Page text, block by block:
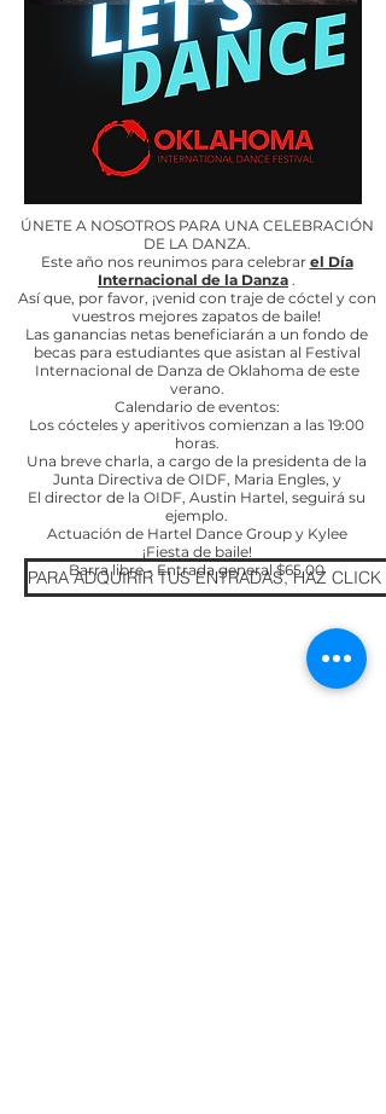
ÚNETE A NOSOTROS PARA UNA CELEBRACIÓN
DE LA DANZA.
Este año nos reunimos para celebrar el Día
Internacional de la Danza .
Así que, por favor, ¡venid con traje de cóctel y con
vuestros mejores zapatos de baile!
Las ganancias netas beneficiarán a un fondo de
becas para estudiantes que asistan al Festival
Internacional de Danza de Oklahoma de este
verano.
Calendario de eventos:
Los cócteles y aperitivos comienzan a las 19:00
horas.
Una breve charla, a cargo de la presidenta de la
Junta Directiva de OIDF, Maria Engles, y
El director de la OIDF, Austin Hartel, seguirá su
ejemplo.
Actuación de Hartel Dance Group y Kylee
¡Fiesta de baile!
Barra libre - Entrada general $65.00
PARA ADQUIRIR TUS ENTRADAS, HAZ CLICK